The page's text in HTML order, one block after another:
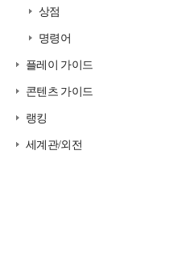
상점
명령어
플레이 가이드
콘텐츠 가이드
랭킹
세계관/외전